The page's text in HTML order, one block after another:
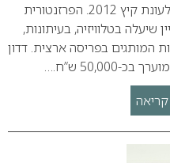
LEE-COOPER לחברת אקספוז לעונת קיץ 2012. הפרזנטורית
בטלוויזיה, בעיתונות,
המותגים בפריסה ארצית. דדון
ש”ח.…